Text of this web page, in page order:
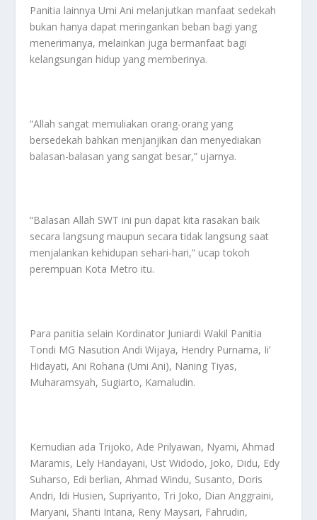
Panitia lainnya Umi Ani melanjutkan manfaat sedekah
bukan hanya dapat meringankan beban bagi yang
menerimanya, melainkan juga bermanfaat bagi
kelangsungan hidup yang memberinya.
“Allah sangat memuliakan orang-orang yang
bersedekah bahkan menjanjikan dan menyediakan
balasan-balasan yang sangat besar,” ujarnya.
“Balasan Allah SWT ini pun dapat kita rasakan baik
secara langsung maupun secara tidak langsung saat
menjalankan kehidupan sehari-hari,” ucap tokoh
perempuan Kota Metro itu.
Para panitia selain Kordinator Juniardi Wakil Panitia
Tondi MG Nasution Andi Wijaya, Hendry Purnama, Ii’
Hidayati, Ani Rohana (Umi Ani), Naning Tiyas,
Muharamsyah, Sugiarto, Kamaludin.
Kemudian ada Trijoko, Ade Prilyawan, Nyami, Ahmad
Maramis, Lely Handayani, Ust Widodo, Joko, Didu, Edy
Suharso, Edi berlian, Ahmad Windu, Susanto, Doris
Andri, Idi Husien, Supriyanto, Tri Joko, Dian Anggraini,
Maryani, Shanti Intana, Reny Maysari, Fahrudin,